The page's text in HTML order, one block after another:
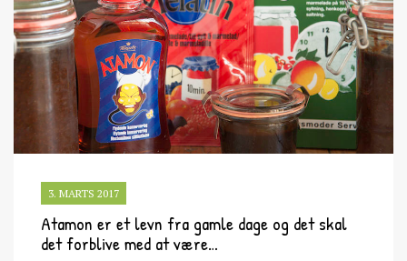
3. MARTS 2017
Atamon er et levn fra gamle dage og det skal
det forblive med at være…